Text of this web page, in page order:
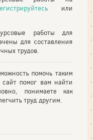
или
работы для
для составления
трудов.
помочь таким
помог вам найти
понимаете как
труд другим.